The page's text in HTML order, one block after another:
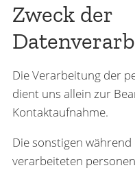
Zweck der
Die Verarbeitung der
dient uns allein zur
Kontaktaufnahme.
Die sonstigen
verarbeiteten